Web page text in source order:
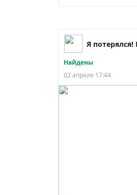
Я потерялся!
Найдены
02 апреля 17:44